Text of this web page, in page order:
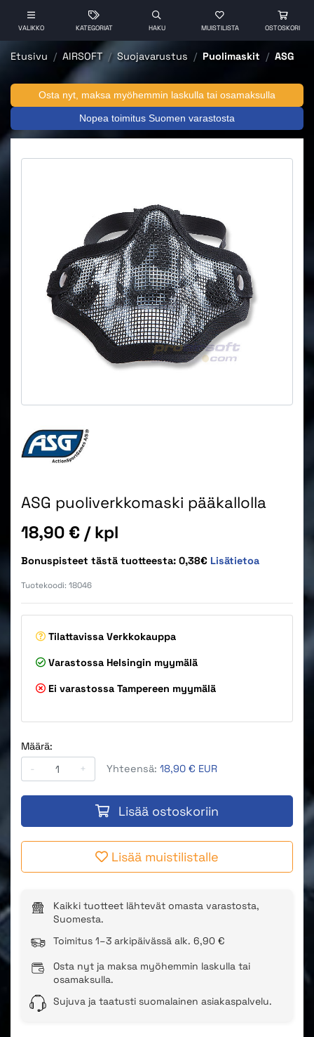
VALIKKO KATEGORIAT HAKU MUISTILISTA OSTOSKORI
Etusivu AIRSOFT Suojavarustus Puolimaskit ASG
Osta nyt, maksa myöhemmin laskulla tai osamaksulla
Nopea toimitus Suomen varastosta
ASG puoliverkkomaski pääkallolla
Hinta
18,90 € / kpl
Bonuspisteet tästä tuotteesta: 0,38€ Lisätietoa
Tuotekoodi: 18046
Tilattavissa Verkkokauppa
Varastossa Helsingin myymälä
Ei varastossa Tampereen myymälä
Määrä:
-
+ Yhteensä: 18,90 € EUR
Lisää ostoskoriin
Lisää muistilistalle
Kaikki tuotteet lähtevät omasta varastosta,
Suomesta.
Toimitus 1–3 arkipäivässä alk. 6,90 €
Osta nyt ja maksa myöhemmin laskulla tai
osamaksulla.
Sujuva ja taatusti suomalainen asiakaspalvelu.